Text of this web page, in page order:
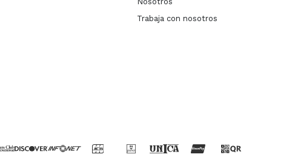
Trabaja con nosotros